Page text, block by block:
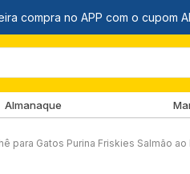
Almanaque
para Gatos Purina Friskies Salmão